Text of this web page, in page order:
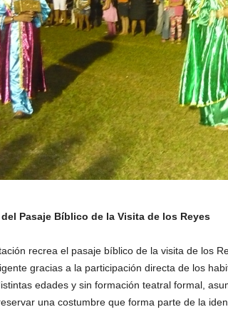
Pasaje Bíblico de la Visita de los Reyes
recrea el pasaje bíblico de la visita de los
gracias a la participación directa de los
edades y sin formación teatral formal,
una costumbre que forma parte de la